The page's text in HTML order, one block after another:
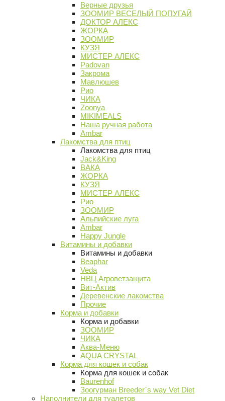
Верные друзья
ЗООМИР ВЕСЕЛЫЙ ПОПУГАЙ
ДОКТОР АЛЕКС
ЖОРКА
ЗООМИР
КУЗЯ
МИСТЕР АЛЕКС
Padovan
Закрома
Мавлюшев
Рио
ЧИКА
Zoonya
MIKIMEALS
Наша ручная работа
Ambar
Лакомства для птиц
Лакомства для птиц
Jack&King
ВАКА
ЖОРКА
КУЗЯ
МИСТЕР АЛЕКС
Рио
ЗООМИР
Альпийские луга
Ambar
Happy Jungle
Витамины и добавки
Витамины и добавки
Beaphar
Veda
НВЦ Агроветзащита
Вит-Актив
Деревенские лакомства
Прочие
Корма и добавки
Корма и добавки
ЗООМИР
ЧИКА
Аква-Меню
AQUA CRYSTAL
Корма для кошек и собак
Корма для кошек и собак
Baurenhof
Зоогурман Breeder`s way Vet Diet
Наполнители для туалетов